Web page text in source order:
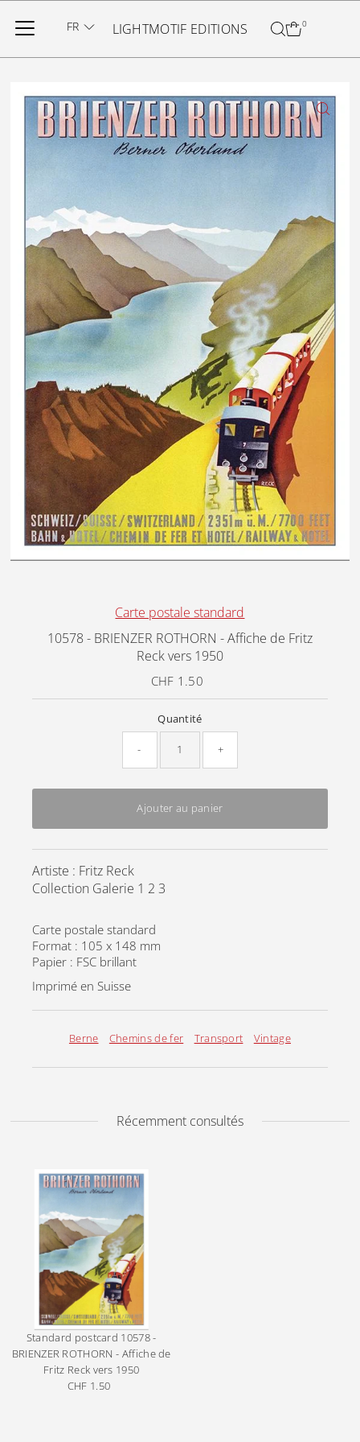
Ignorer et passer au contenu
LIGHTMOTIF EDITIONS 0
Carte postale standard
10578 - BRIENZER ROTHORN - Affiche de Fritz
Reck vers 1950
Prix
ordinaire
CHF 1.50
Quantité
- +
Ajouter au panier
Artiste : Fritz Reck
Collection Galerie 1 2 3
Carte postale standard
Format : 105 x 148 mm
Papier : FSC brillant
Imprimé en Suisse
Berne Chemins de fer Transport Vintage
Récemment consultés
Standard postcard 10578 -
BRIENZER ROTHORN - Affiche de
Fritz Reck vers 1950
Prix
CHF 1.50
FR